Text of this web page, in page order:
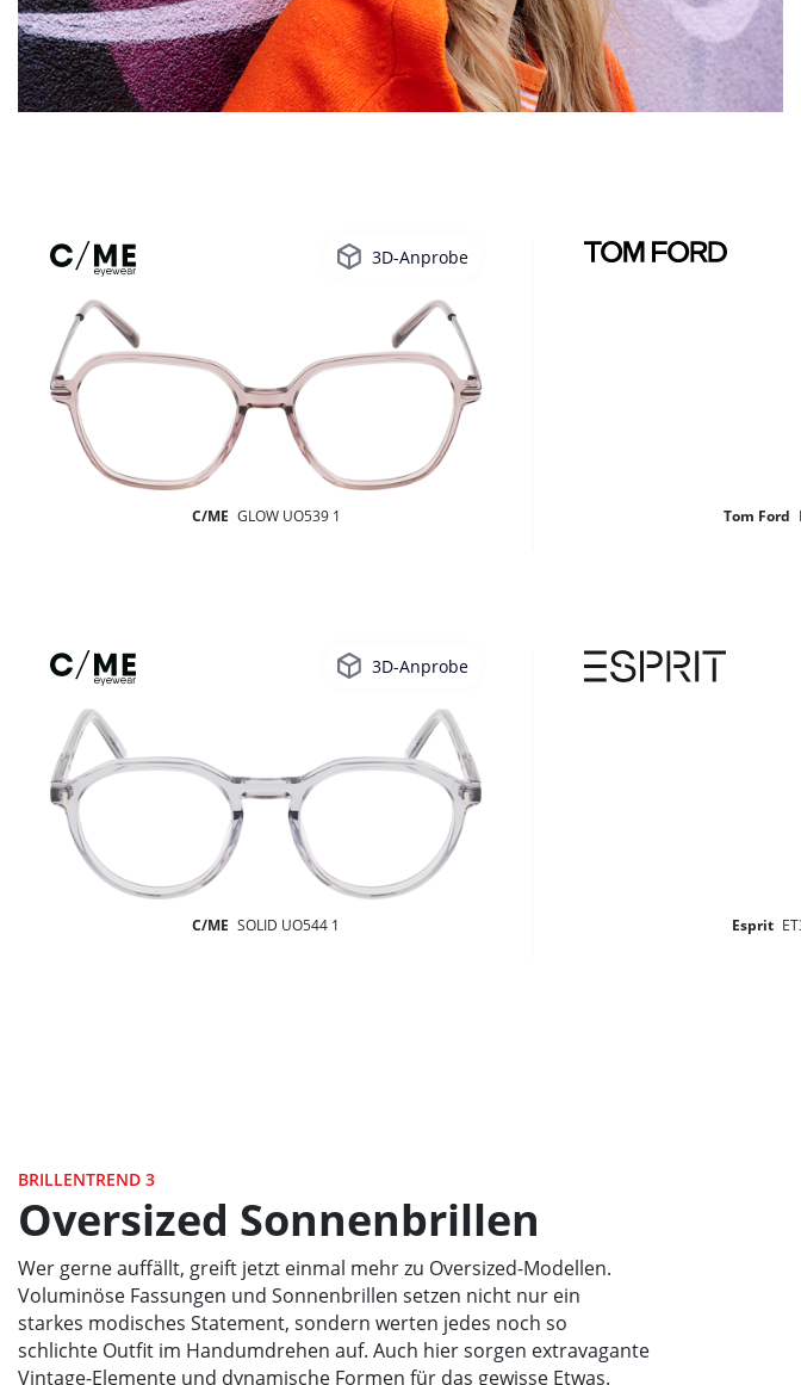
C/ME GLOW UO539 1
3D-Anprobe
Tom Ford
C/ME SOLID UO544 1
3D-Anprobe
Esprit
BRILLENTREND 3
Oversized Sonnenbrillen
Wer gerne auffällt, greift jetzt einmal mehr zu Oversized-Modellen.
Voluminöse Fassungen und Sonnenbrillen setzen nicht nur ein
starkes modisches Statement, sondern werten jedes noch so
schlichte Outfit im Handumdrehen auf. Auch hier sorgen extravagante
Vintage-Elemente und dynamische Formen für das gewisse Etwas.